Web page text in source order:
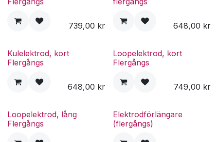
739,00 kr 648,00 kr
Kulelektrod, kort
Flergångs
648,00 kr
Loopelektrod, kort
Flergångs
749,00 kr
Loopelektrod, lång
Flergångs
Elektrodförlängare
(flergångs)